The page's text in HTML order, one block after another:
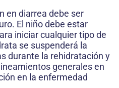
en diarrea debe ser
El niño debe estar
iniciar cualquier tipo de
se suspenderá la
durante la rehidratación y
generales en
en la enfermedad